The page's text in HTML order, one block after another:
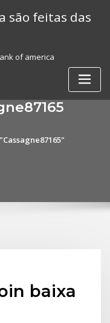
são feitas das
of america
baixa